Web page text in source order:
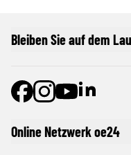
Online Netzwerk oe24
Bleiben Sie auf dem